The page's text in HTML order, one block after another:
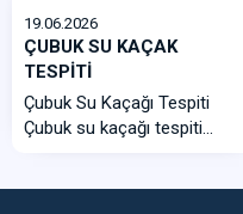
19.06.2026
ÇUBUK SU KAÇAK
TESPİTİ
Çubuk Su Kaçağı Tespiti
Çubuk su kaçağı tespiti